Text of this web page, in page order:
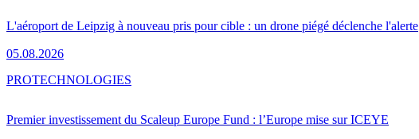
L'aéroport de Leipzig à nouveau pris pour cible : un drone piégé déclenche l'alerte
05.08.2026
Premier investissement du Scaleup Europe Fund : l’Europe mise sur ICEYE
PROTECHNOLOGIES